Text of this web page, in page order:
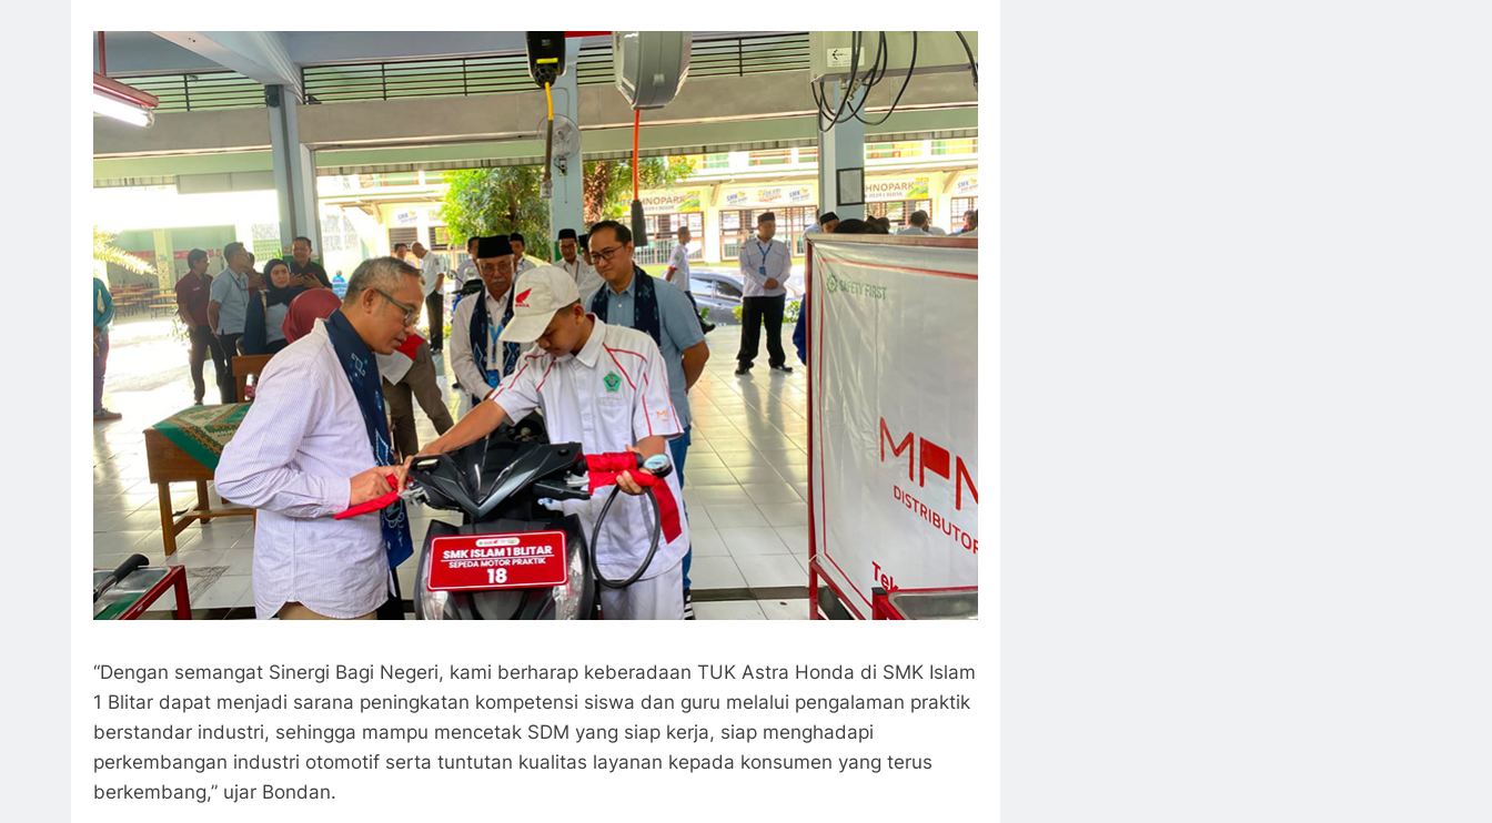
“Dengan semangat Sinergi Bagi Negeri, kami berharap keberadaan TUK Astra Honda di SMK Islam
1 Blitar dapat menjadi sarana peningkatan kompetensi siswa dan guru melalui pengalaman praktik
berstandar industri, sehingga mampu mencetak SDM yang siap kerja, siap menghadapi
perkembangan industri otomotif serta tuntutan kualitas layanan kepada konsumen yang terus
berkembang,” ujar Bondan.